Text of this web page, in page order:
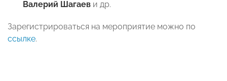
Валерий Шагаев и др.
Зарегистрироваться на мероприятие можно по
ссылке.